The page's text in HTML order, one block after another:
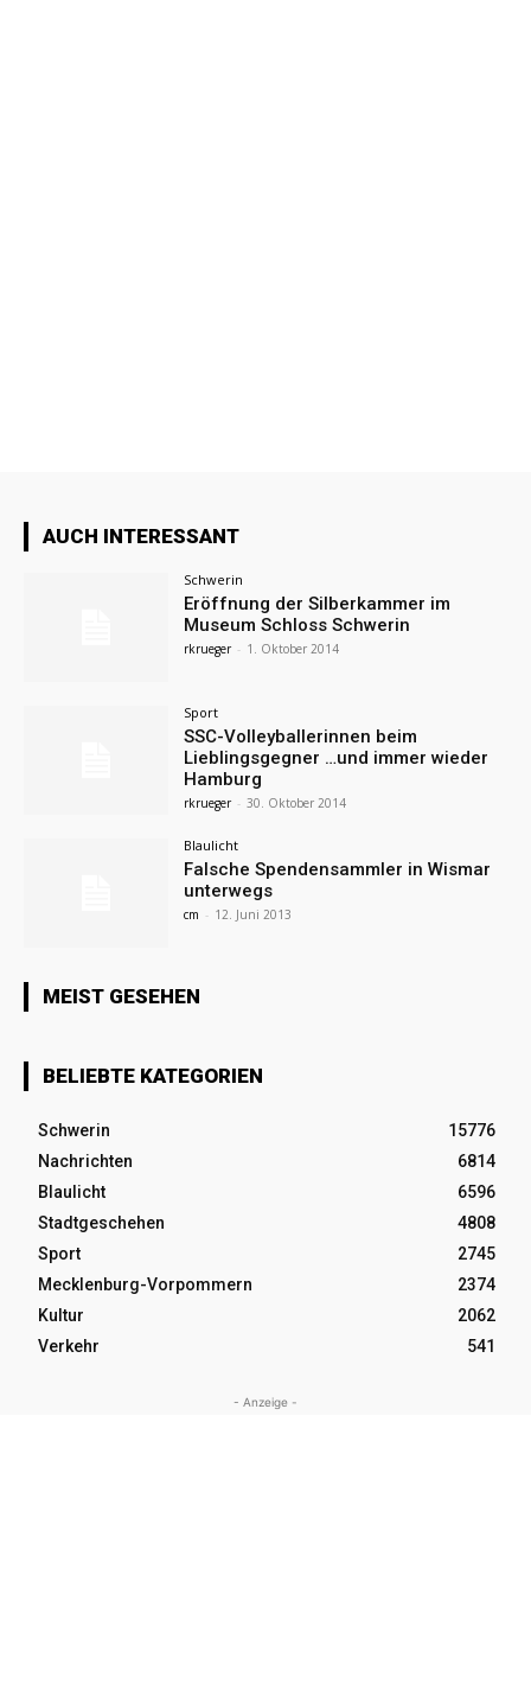
AUCH INTERESSANT
Schwerin
Eröffnung der Silberkammer im
Museum Schloss Schwerin
rkrueger - 1. Oktober 2014
Sport
SSC-Volleyballerinnen beim
Lieblingsgegner …und immer wieder
Hamburg
rkrueger - 30. Oktober 2014
Blaulicht
Falsche Spendensammler in Wismar
unterwegs
cm - 12. Juni 2013
MEIST GESEHEN
BELIEBTE KATEGORIEN
Schwerin
15776
Nachrichten
6814
Blaulicht
6596
Stadtgeschehen
4808
Sport
2745
Mecklenburg-Vorpommern
2374
Kultur
2062
Verkehr
541
- Anzeige -